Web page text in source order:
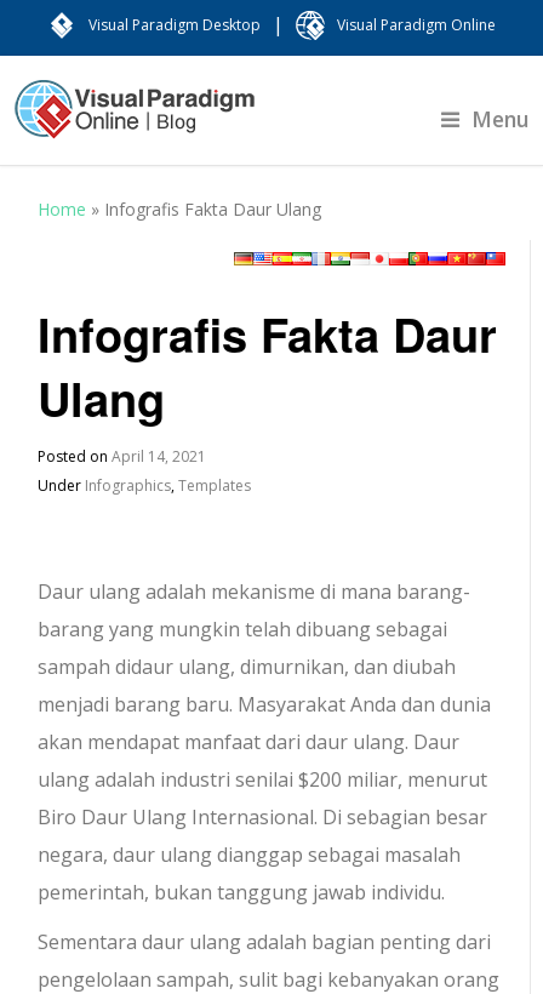
Visual Paradigm Desktop | Visual Paradigm Online
Menu
Home » Infografis Fakta Daur Ulang
Infografis Fakta Daur
Ulang
Posted onApril 14, 2021
Under Infographics,Templates
Daur ulang adalah mekanisme di mana barang-
barang yang mungkin telah dibuang sebagai
sampah didaur ulang, dimurnikan, dan diubah
menjadi barang baru. Masyarakat Anda dan dunia
akan mendapat manfaat dari daur ulang. Daur
ulang adalah industri senilai $200 miliar, menurut
Biro Daur Ulang Internasional. Di sebagian besar
negara, daur ulang dianggap sebagai masalah
pemerintah, bukan tanggung jawab individu.
Sementara daur ulang adalah bagian penting dari
pengelolaan sampah, sulit bagi kebanyakan orang